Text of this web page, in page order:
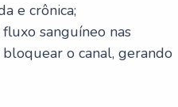
e crônica;
sanguíneo nas
o canal, gerando